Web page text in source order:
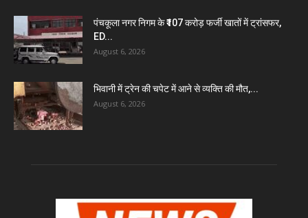
पंचकूला नगर निगम के ₹107 करोड़ फर्जी खातों में ट्रांसफर,
ED...
August 6, 2026
भिवानी में ट्रेन की चपेट में आने से व्यक्ति की मौत,...
August 6, 2026